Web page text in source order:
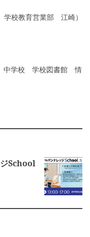
学校教育営業部 江崎）
中学校 学校図書館
情
ジSchool